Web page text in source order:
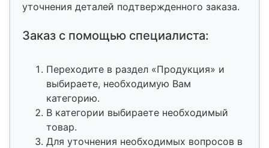
уточнения деталей подтвержденного заказа.
Заказ с помощью специалиста:
Переходите в раздел «Продукция» и
выбираете, необходимую Вам
категорию.
В категории выбираете необходимый
товар.
Для уточнения необходимых вопросов в